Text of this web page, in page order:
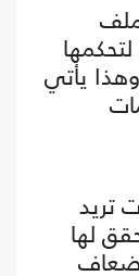
يأتي
تريد
لها